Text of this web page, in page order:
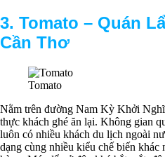
3. Tomato – Quán
Cần Thơ
Tomato
Nằm trên đường Nam Kỳ Khởi
thực khách ghé ăn lại. Không gian
luôn có nhiều khách du lịch ngoài
dạng cùng nhiều kiểu chế biến khác